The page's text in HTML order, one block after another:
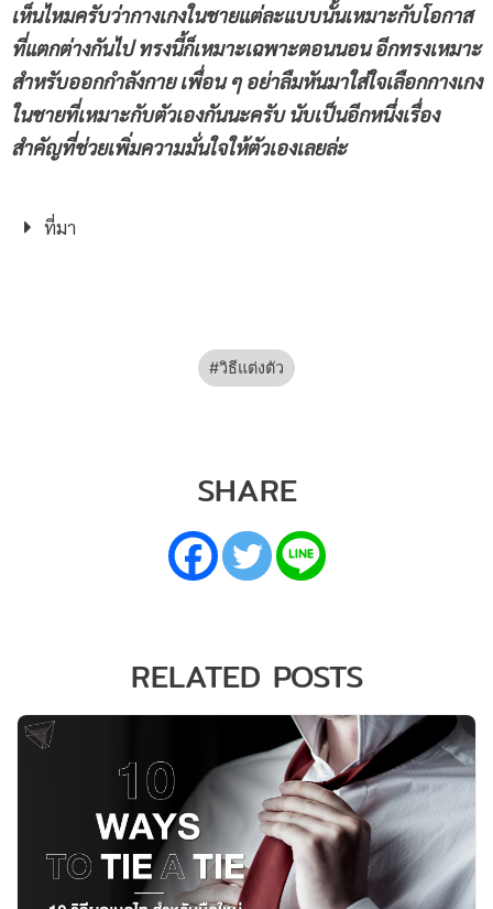
เห็นไหมครับว่ากางเกงในชายแต่ละแบบนั้นเหมาะกับโอกาส
ที่แตกต่างกันไป ทรงนี้ก็เหมาะเฉพาะตอนนอน อีกทรงเหมาะ
สำหรับออกกำลังกาย เพื่อน ๆ อย่าลืมหันมาใส่ใจเลือกกางเกง
ในชายที่เหมาะกับตัวเองกันนะครับ นับเป็นอีกหนึ่งเรื่อง
สำคัญที่ช่วยเพิ่มความมั่นใจให้ตัวเองเลยล่ะ
ที่มา
วิธีแต่งตัว
SHARE
RELATED POSTS